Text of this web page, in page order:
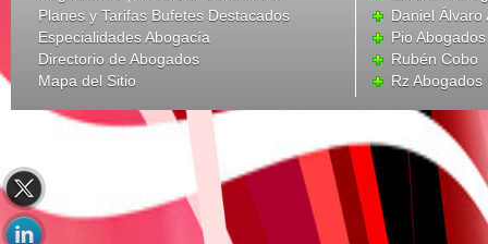
Planes y Tarifas Bufetes Destacados
Especialidades Abogacía
Directorio de Abogados
Mapa del Sitio
Daniel Álvaro
Pio
Rubén Cobo
Rz Abogados